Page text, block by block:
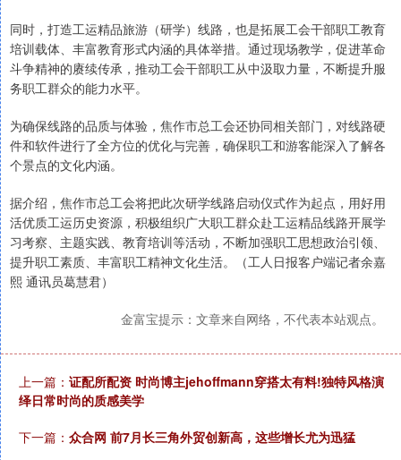
同时，打造工运精品旅游（研学）线路，也是拓展工会干部职工教育
培训载体、丰富教育形式内涵的具体举措。通过现场教学，促进革命
斗争精神的赓续传承，推动工会干部职工从中汲取力量，不断提升服
务职工群众的能力水平。
为确保线路的品质与体验，焦作市总工会还协同相关部门，对线路硬
件和软件进行了全方位的优化与完善，确保职工和游客能深入了解各
个景点的文化内涵。
据介绍，焦作市总工会将把此次研学线路启动仪式作为起点，用好用
活优质工运历史资源，积极组织广大职工群众赴工运精品线路开展学
习考察、主题实践、教育培训等活动，不断加强职工思想政治引领、
提升职工素质、丰富职工精神文化生活。（工人日报客户端记者余嘉
熙 通讯员葛慧君）
金富宝提示：文章来自网络，不代表本站观点。
上一篇： 证配所配资 时尚博主jehoffmann穿搭太有料!独特风格演
绎日常时尚的质感美学
下一篇： 众合网 前7月长三角外贸创新高，这些增长尤为迅猛